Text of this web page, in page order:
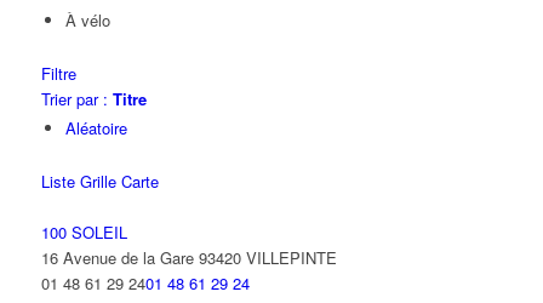
À vélo
Filtre
Trier par : Titre
Aléatoire
Liste Grille Carte
100 SOLEIL
16 Avenue de la Gare 93420 VILLEPINTE
01 48 61 29 2401 48 61 29 24